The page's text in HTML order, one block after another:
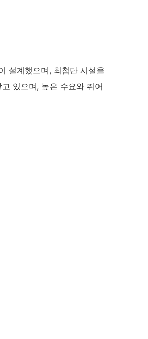
설계했으며, 최첨단 시설을
있으며, 높은 수요와 뛰어